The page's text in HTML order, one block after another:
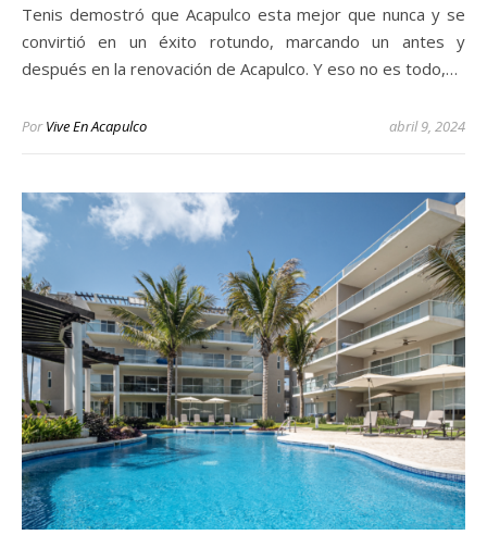
Tenis demostró que Acapulco esta mejor que nunca y se
convirtió en un éxito rotundo, marcando un antes y
después en la renovación de Acapulco. Y eso no es todo,…
Por Vive En Acapulco abril 9, 2024